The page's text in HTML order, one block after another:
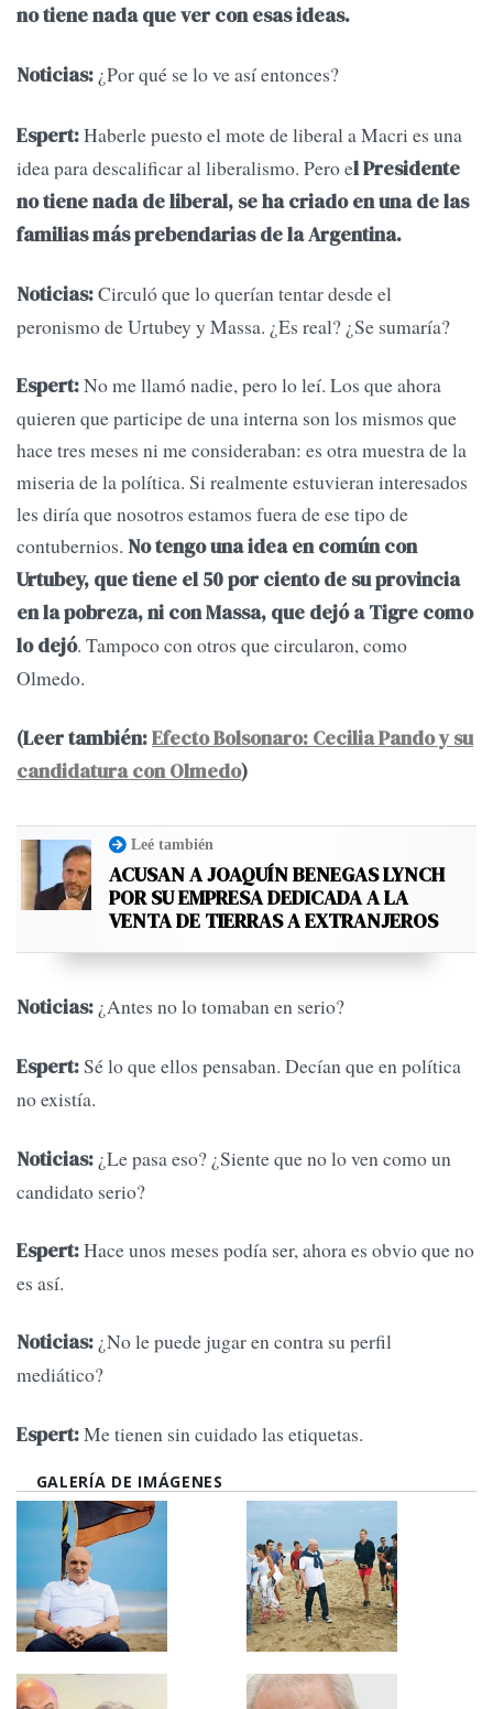
no tiene nada que ver con esas ideas.
Noticias: ¿Por qué se lo ve así entonces?
Espert:Haberle puesto el mote de liberal a Macri es una
idea para descalificar al liberalismo. Pero el Presidente
no tiene nada de liberal, se ha criado en una de las
familias más prebendarias de la Argentina.
Noticias:Circuló que lo querían tentar desde el
peronismo de Urtubey y Massa. ¿Es real? ¿Se sumaría?
Espert:No me llamó nadie, pero lo leí. Los que ahora
quieren que participe de una interna son los mismos que
hace tres meses ni me consideraban: es otra muestra de la
miseria de la política. Si realmente estuvieran interesados
les diría que nosotros estamos fuera de ese tipo de
contubernios. No tengo una idea en común con
Urtubey, que tiene el 50 por ciento de su provincia
en la pobreza, ni con Massa, que dejó a Tigre como
lo dejó. Tampoco con otros que circularon, como
Olmedo.
(Leer también:Efecto Bolsonaro: Cecilia Pando y su
candidatura con Olmedo)
Leé también
ACUSAN A JOAQUÍN BENEGAS LYNCH
POR SU EMPRESA DEDICADA A LA
VENTA DE TIERRAS A EXTRANJEROS
Noticias: ¿Antes no lo tomaban en serio?
Espert:Sé lo que ellos pensaban. Decían que en política
no existía.
Noticias: ¿Le pasa eso? ¿Siente que no lo ven como un
candidato serio?
Espert:Hace unos meses podía ser, ahora es obvio que no
es así.
Noticias: ¿No le puede jugar en contra su perfil
mediático?
Espert:Me tienen sin cuidado las etiquetas.
GALERÍA DE IMÁGENES